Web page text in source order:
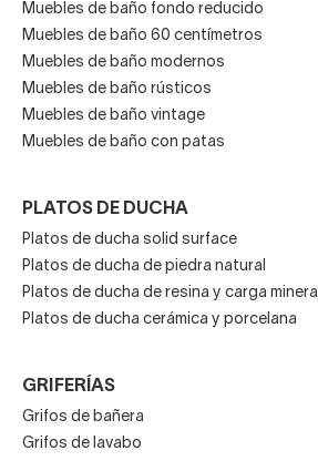
Muebles de baño fondo reducido
Muebles de baño 60 centímetros
Muebles de baño modernos
Muebles de baño rústicos
Muebles de baño vintage
Muebles de baño con patas
PLATOS DE DUCHA
Platos de ducha solid surface
Platos de ducha de piedra natural
Platos de ducha de resina y carga mineral
Platos de ducha cerámica y porcelana
GRIFERÍAS
Grifos de bañera
Grifos de lavabo